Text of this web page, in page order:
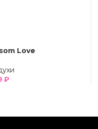
Love
₽